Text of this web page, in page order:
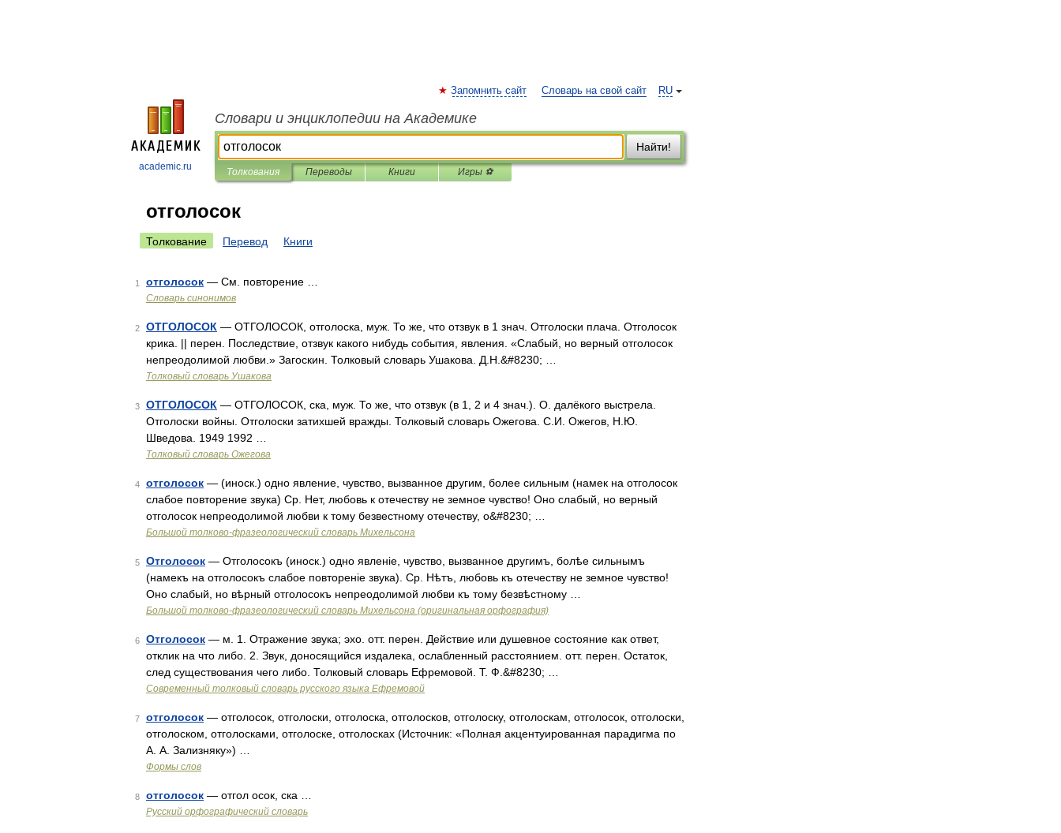
academic.ru
RU
Запомнить сайт Словарь на свой сайт
Словари и энциклопедии на Академике
Найти!
Толкования Переводы Книги Игры ⚽
отголосок
Толкование Перевод Книги
1 отголосок — См. повторение …
Словарь синонимов
2 ОТГОЛОСОК — ОТГОЛОСОК, отголоска, муж. То же, что отзвук в 1 знач. Отголоски плача. Отголосок
крика. || перен. Последствие, отзвук какого нибудь события, явления. «Слабый, но верный отголосок
непреодолимой любви.» Загоскин. Толковый словарь Ушакова. Д.Н.&#8230; …
Толковый словарь Ушакова
3 ОТГОЛОСОК — ОТГОЛОСОК, ска, муж. То же, что отзвук (в 1, 2 и 4 знач.). О. далёкого выстрела.
Отголоски войны. Отголоски затихшей вражды. Толковый словарь Ожегова. С.И. Ожегов, Н.Ю.
Шведова. 1949 1992 …
Толковый словарь Ожегова
4 отголосок — (иноск.) одно явление, чувство, вызванное другим, более сильным (намек на отголосок
слабое повторение звука) Ср. Нет, любовь к отечеству не земное чувство! Оно слабый, но верный
отголосок непреодолимой любви к тому безвестному отечеству, о&#8230; …
Большой толково-фразеологический словарь Михельсона
5 Отголосок — Отголосокъ (иноск.) одно явленіе, чувство, вызванное другимъ, болѣе сильнымъ
(намекъ на отголосокъ слабое повтореніе звука). Ср. Нѣтъ, любовь къ отечеству не земное чувство!
Оно слабый, но вѣрный отголосокъ непреодолимой любви къ тому безвѣстному …
Большой толково-фразеологический словарь Михельсона (оригинальная орфография)
6 Отголосок — м. 1. Отражение звука; эхо. отт. перен. Действие или душевное состояние как ответ,
отклик на что либо. 2. Звук, доносящийся издалека, ослабленный расстоянием. отт. перен. Остаток,
след существования чего либо. Толковый словарь Ефремовой. Т. Ф.&#8230; …
Современный толковый словарь русского языка Ефремовой
7 отголосок — отголосок, отголоски, отголоска, отголосков, отголоску, отголоскам, отголосок, отголоски,
отголоском, отголосками, отголоске, отголосках (Источник: «Полная акцентуированная парадигма по
А. А. Зализняку») …
Формы слов
8 отголосок — отгол осок, ска …
Русский орфографический словарь